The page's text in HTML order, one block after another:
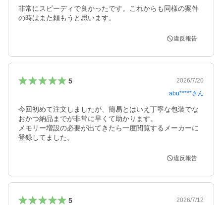
非常にスピーディで良かったです。これからも同様の案件
の時はまた頼もうと思います。
違反報告
5
2026/7/20
abu*****さん
今回初めて注文しましたが、簡易とはいえ丁寧な包装でな
おかつ納品までが非常に早くて助かります。
メモリー増設の必要が出てきたら一度閲覧するメーカーに
登録してました。
違反報告
5
2026/7/12